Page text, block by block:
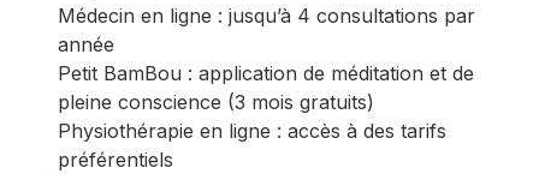
Médecin en ligne : jusqu’à 4 consultations par
année
Petit BamBou : application de méditation et de
pleine conscience (3 mois gratuits)
Physiothérapie en ligne : accès à des tarifs
préférentiels